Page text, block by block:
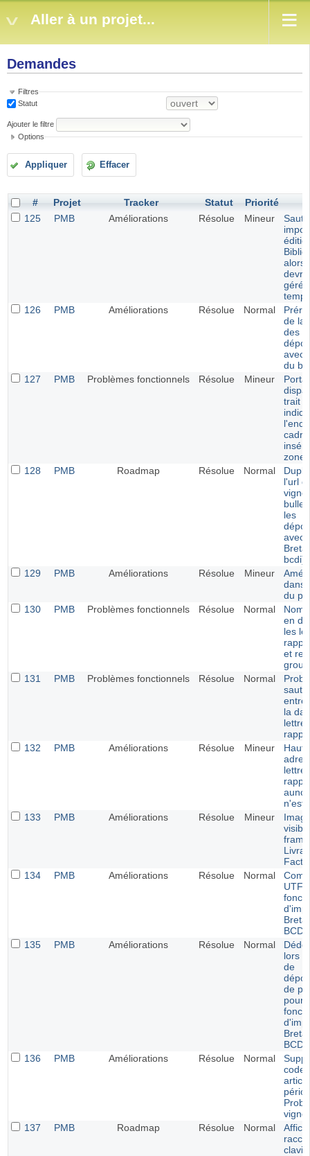
Aller à un projet...
Demandes
Filtres
Statut
Ajouter le filtre
Options
Appliquer Effacer
# Projet Tracker Statut Priorité
125
PMB Améliorations Résolue Mineur
Saut
alors
géré
126
PMB Améliorations Résolue Normal
de la
des
avec
du
127
PMB Problèmes fonctionnels Résolue Mineur
trait
zone.
128
PMB Roadmap Résolue Normal
l'url
les
avec
bcdi)
129
PMB Améliorations Résolue Mineur
dans
du
130
PMB Problèmes fonctionnels Résolue Normal
Nom
en
les
et
131
PMB Problèmes fonctionnels Résolue Normal
saut
entre
la
132
PMB Améliorations Résolue Mineur
n'est
133
PMB Améliorations Résolue Mineur
134
PMB Améliorations Résolue Normal
UTF-
BCDI
135
PMB Améliorations Résolue Normal
lors
de
de
pour
BCDI
136
PMB Améliorations Résolue Normal
code
137
PMB Roadmap Résolue Normal